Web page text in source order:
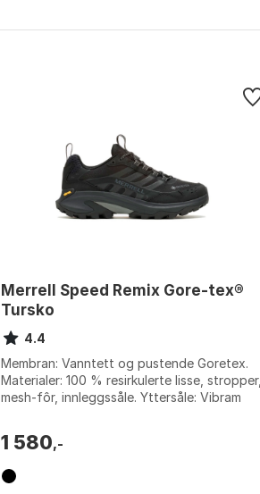
Merrell Speed Remix Gore-tex®
Tursko
4.4
Membran: Vanntett og pustende Goretex.
Materialer: 100 % resirkulerte lisse, stropper,
mesh-fôr, innleggssåle. Yttersåle: Vibram
1 580,-